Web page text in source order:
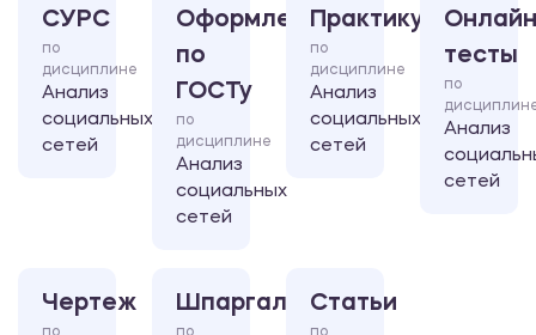
СУРС
по
дисциплине
Анализ
социальных
сетей
Оформление
по
ГОСТу
по
дисциплине
Анализ
социальных
сетей
Практикум
по
дисциплине
Анализ
социальных
сетей
тесты
по
Анализ
сетей
Чертеж ШпаргалкаСтатьи